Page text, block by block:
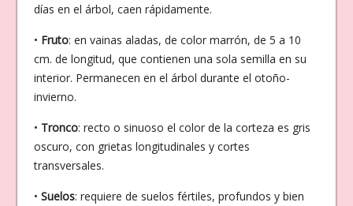
días en el árbol, caen rápidamente.
• Fruto: en vainas aladas, de color marrón, de 5 a 10
cm. de longitud, que contienen una sola semilla en su
interior. Permanecen en el árbol durante el otoño-
invierno.
• Tronco: recto o sinuoso el color de la corteza es gris
oscuro, con grietas longitudinales y cortes
transversales.
• Suelos: requiere de suelos fértiles, profundos y bien